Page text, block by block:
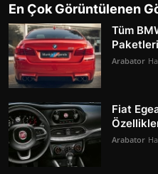
En Çok Görüntülenen
Tüm
Arabator
Fiat
Arabator